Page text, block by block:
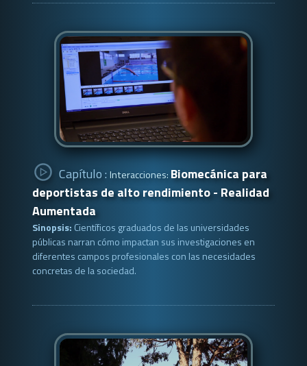
Capítulo : Interacciones: Biomecánica para
deportistas de alto rendimiento - Realidad
Aumentada
Sinopsis: Científicos graduados de las universidades
públicas narran cómo impactan sus investigaciones en
diferentes campos profesionales con las necesidades
concretas de la sociedad.